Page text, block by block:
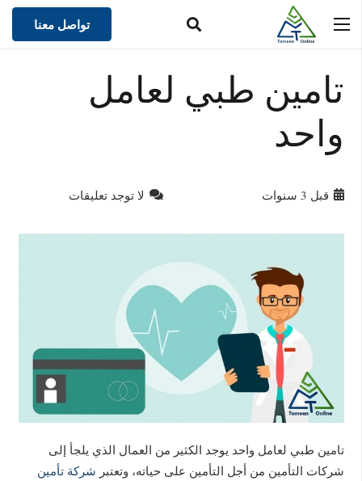
تواصل معنا
تامين طبي لعامل
واحد
قبل 3 سنوات لا توجد تعليقات
تامين طبي لعامل واحد يوجد الكثير من العمال الذي يلجأ إلى
شركات التأمين من أجل التأمين على حياته، وتعتبر شركة تأمين